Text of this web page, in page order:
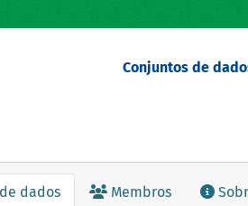
Conjuntos de
dados Membros